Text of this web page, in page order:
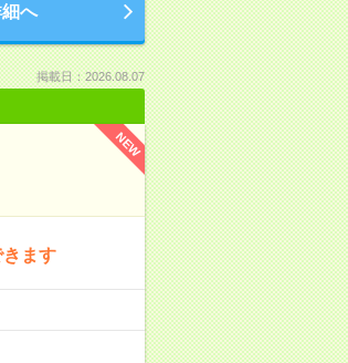
へ
掲載日：2026.08.07
NEW
ます